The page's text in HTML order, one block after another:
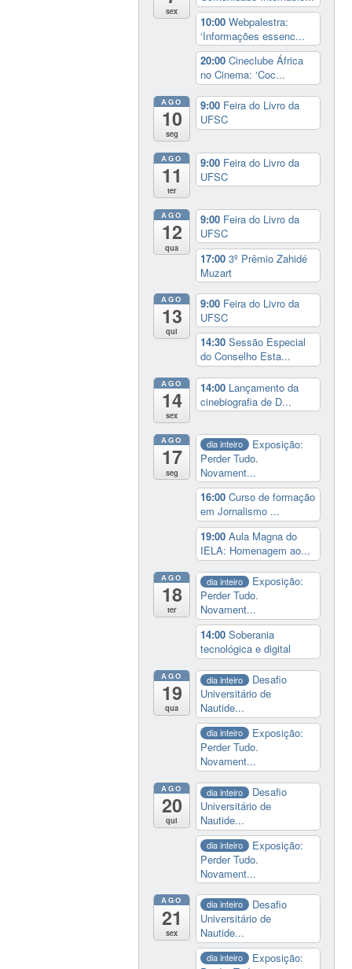
sex
10:00Webpalestra:
‘Informações essenc...
20:00Cineclube África
no Cinema: ‘Coc...
AGO
10
seg
9:00 Feira do Livro da
UFSC
AGO
11
ter
9:00 Feira do Livro da
UFSC
AGO
12
qua
9:00 Feira do Livro da
UFSC
17:003º Prêmio Zahidé
Muzart
AGO
13
qui
9:00 Feira do Livro da
UFSC
14:30Sessão Especial
do Conselho Esta...
AGO
14
sex
14:00 Lançamento da
cinebiografia de D...
AGO
17
seg
dia inteiro
Exposição:
Perder Tudo.
Novament...
16:00Curso de formação
em Jornalismo ...
19:00Aula Magna do
IELA: Homenagem ao...
AGO
18
ter
dia inteiro
Exposição:
Perder Tudo.
Novament...
14:00Soberania
tecnológica e digital
AGO
19
qua
dia inteiro
Desafio
Universitário de
Nautide...
dia inteiro
Exposição:
Perder Tudo.
Novament...
AGO
20
qui
dia inteiro
Desafio
Universitário de
Nautide...
dia inteiro
Exposição:
Perder Tudo.
Novament...
AGO
21
sex
dia inteiro
Desafio
Universitário de
Nautide...
dia inteiro
Exposição: